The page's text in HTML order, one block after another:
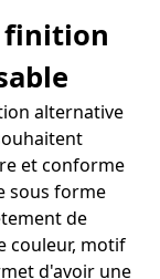
finition
alternative
et conforme
sous forme
de
couleur, motif
d'avoir une